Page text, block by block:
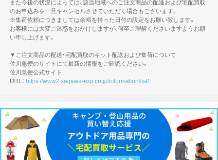
また今後の状況によっては、該当地域へのご注文商品の配達および宅配買取
のお申込みを一旦キャンセルさせていただく場合もございます。
※集荷依頼につきましては余裕を持った日付の設定をお願い致します。
お客様には大変ご迷惑をおかけしますが、何卒ご理解くださいますようお願
い申し上げます。
▼ご注文商品の配送・宅配買取のキット配送および集荷について
佐川急便のサイトにて最新の情報をご確認ください。
佐川急便公式サイト
URL： https://www2.sagawa-exp.co.jp/information/list/